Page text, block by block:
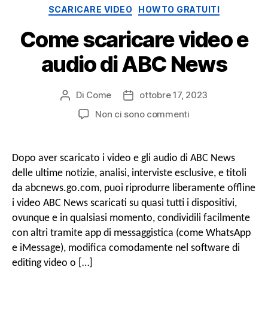
Categorie
SCARICARE VIDEO HOWTO GRATUITI
Come scaricare video e
audio di ABC News
Post
autore
Di Come
Dataottobre 17, 2023
Non ci sono commentiSU
video
e
audio
di
ABC
News
Dopo aver scaricato i video e gli audio di ABC News
delle ultime notizie, analisi, interviste esclusive, e titoli
da abcnews.go.com, puoi riprodurre liberamente offline
i video ABC News scaricati su quasi tutti i dispositivi,
ovunque e in qualsiasi momento, condividili facilmente
con altri tramite app di messaggistica (come WhatsApp
e iMessage), modifica comodamente nel software di
editing video o […]